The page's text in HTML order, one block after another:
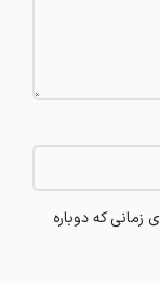
زمانی که دوباره